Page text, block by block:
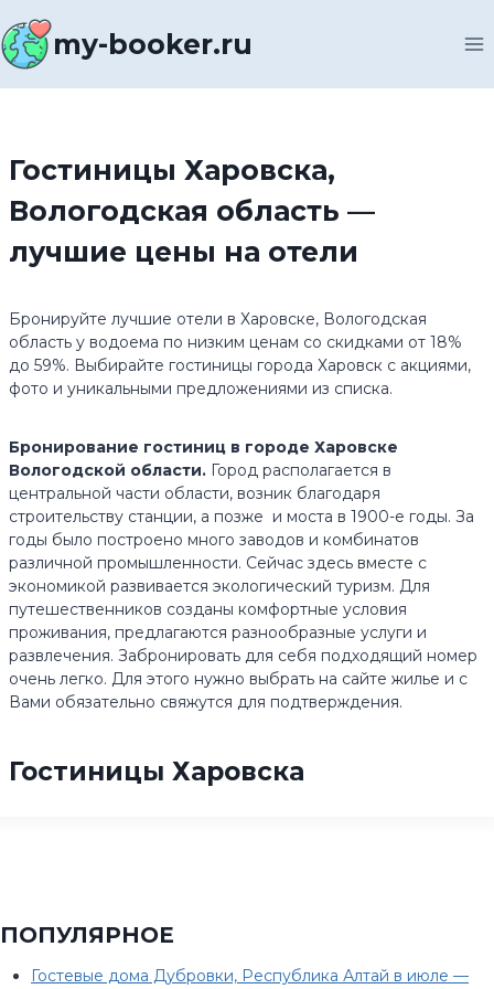
к
содержимомуmy-booker.ru
Гостиницы Харовска,
Вологодская область —
лучшие цены на отели
Бронируйте лучшие отели в Харовске, Вологодская
область у водоема по низким ценам со скидками от 18%
до 59%. Выбирайте гостиницы города Харовск с акциями,
фото и уникальными предложениями из списка.
Бронирование гостиниц в городе Харовске
Вологодской области. Город располагается в
центральной части области, возник благодаря
строительству станции, а позже и моста в 1900-е годы. За
годы было построено много заводов и комбинатов
различной промышленности. Сейчас здесь вместе с
экономикой развивается экологический туризм. Для
путешественников созданы комфортные условия
проживания, предлагаются разнообразные услуги и
развлечения. Забронировать для себя подходящий номер
очень легко. Для этого нужно выбрать на сайте жилье и с
Вами обязательно свяжутся для подтверждения.
Гостиницы Харовска
ПОПУЛЯРНОЕ
Гостевые дома Дубровки, Республика Алтай в июле —